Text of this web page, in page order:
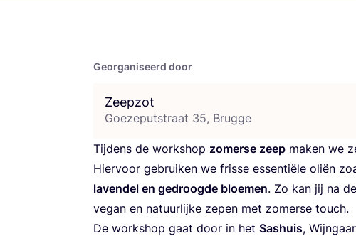
Georganiseerd door
Zeepzot
Goezeputstraat 35, Brugge
Tij­dens de work­shop zomer­se zeep ma­ken we
Hier­voor gebrui­ken we fris­se essen­ti­ë­le oli­ën
laven­del en gedroog­de bloe­men. Zo kan jij na
vegan en natuur­lij­ke zepen met zomer­se touch.
De work­shop gaat door in het Sas­huis,